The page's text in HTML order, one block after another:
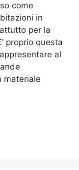
come
in
per la
proprio questa
al
materiale